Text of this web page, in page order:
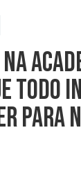
TODO
PARA